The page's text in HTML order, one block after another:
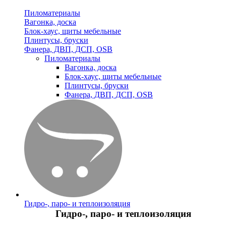
Пиломатериалы
Вагонка, доска
Блок-хаус, щиты мебельные
Плинтусы, бруски
Фанера, ДВП, ДСП, OSB
Пиломатериалы
Вагонка, доска
Блок-хаус, щиты мебельные
Плинтусы, бруски
Фанера, ДВП, ДСП, OSB
Гидро-, паро- и теплоизоляция
Гидро-, паро- и теплоизоляция